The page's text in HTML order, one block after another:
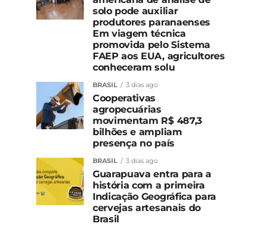
solo pode auxiliar
produtores paranaenses
Em viagem técnica
promovida pelo Sistema
FAEP aos EUA, agricultores
conheceram solu
BRASIL 3 dias ago
Cooperativas
agropecuárias
movimentam R$ 487,3
bilhões e ampliam
presença no país
BRASIL 3 dias ago
Guarapuava entra para a
história com a primeira
Indicação Geográfica para
cervejas artesanais do
Brasil